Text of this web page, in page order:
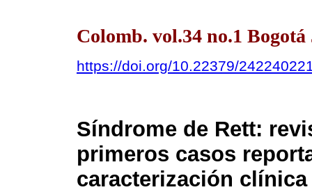
Colomb. vol.34 no.1
https://doi.org/10.22379/
Síndrome de Rett:
primeros casos
caracterización